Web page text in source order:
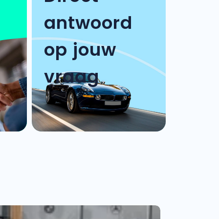
antwoord
op jouw
vraag